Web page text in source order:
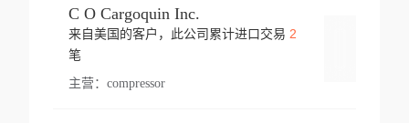
C O Cargoquin Inc.
来自美国的客户，此公司累计进口交易 2
笔
主营： compressor